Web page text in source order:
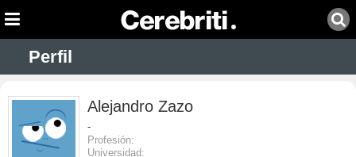
Perfil
Alejandro Zazo
-
Profesión:
Universidad: